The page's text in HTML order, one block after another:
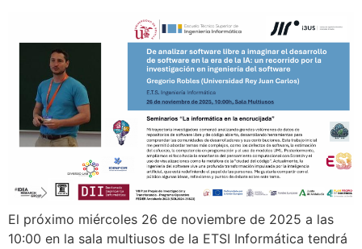
El próximo miércoles 26 de noviembre de 2025 a las
10:00 en la sala multiusos de la ETSI Informática tendrá